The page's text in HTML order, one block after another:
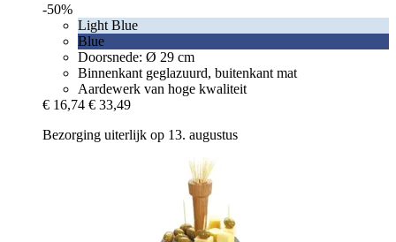
-50%
Light Blue
Blue
Doorsnede: Ø 29 cm
Binnenkant geglazuurd, buitenkant mat
Aardewerk van hoge kwaliteit
€ 16,74 € 33,49
Bezorging uiterlijk op 13. augustus